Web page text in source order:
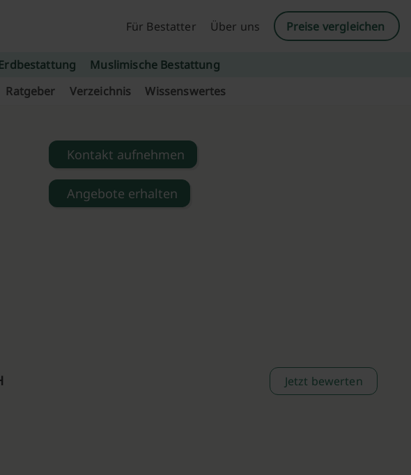
Für Bestatter
Über uns Preise vergleichen
Erdbestattung
Muslimische Bestattung
Ratgeber Verzeichnis Wissenswertes
Kontakt aufnehmen
Angebote erhalten
Jetzt bewerten